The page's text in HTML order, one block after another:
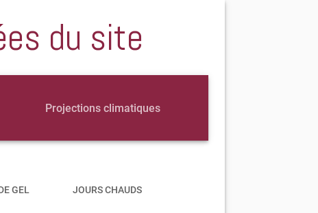
du site
Projections climatiques
GEL JOURS CHAUDS